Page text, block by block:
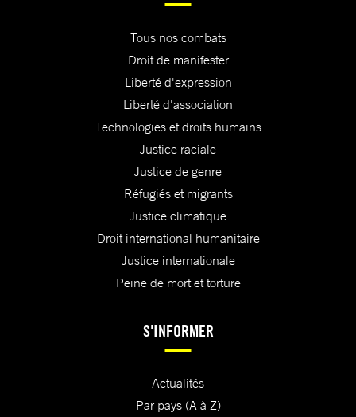
Tous nos combats
Droit de manifester
Liberté d'expression
Liberté d'association
Technologies et droits humains
Justice raciale
Justice de genre
Réfugiés et migrants
Justice climatique
Droit international humanitaire
Justice internationale
Peine de mort et torture
S'INFORMER
Actualités
Par pays (A à Z)